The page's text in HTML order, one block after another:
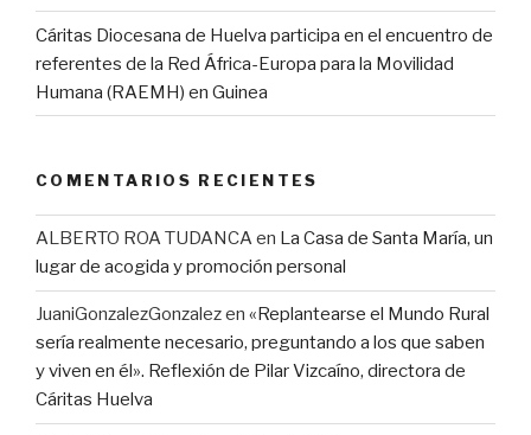
Cáritas Diocesana de Huelva participa en el encuentro de
referentes de la Red África-Europa para la Movilidad
Humana (RAEMH) en Guinea
COMENTARIOS RECIENTES
ALBERTO ROA TUDANCAen La Casa de Santa María, un
lugar de acogida y promoción personal
JuaniGonzalezGonzalezen «Replantearse el Mundo Rural
sería realmente necesario, preguntando a los que saben
y viven en él». Reflexión de Pilar Vizcaíno, directora de
Cáritas Huelva